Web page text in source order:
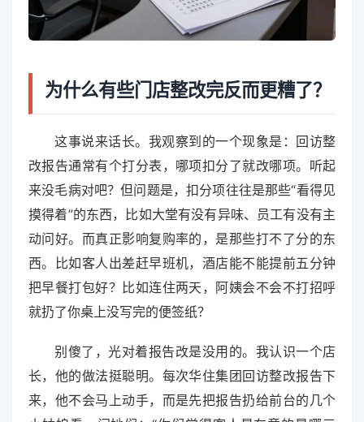
为什么有些门店整改完反而更糟了？
这事说来话长。我观察到的一个现象是：回访整
改报告通常有个打分表，哪项扣分了就改哪项。听起
来没毛病对吧？但问题是，扣分项往往是那些“看得见
摸得着”的东西，比如大堂有没有异味、员工有没有主
动问好。而真正影响复购率的，是那些打不了分的东
西。比如客人出差赶早班机，酒店能不能提前五分钟
把早餐打包好？比如连住两天，阿姨会不会不打招呼
就扔了你桌上没写完的便签纸？
别傻了，光对着报告改是没用的。我认识一个店
长，他的做法挺聪明。每次华住集团回访整改报告下
来，他不会马上动手，而是先把报告扔给前台的几个